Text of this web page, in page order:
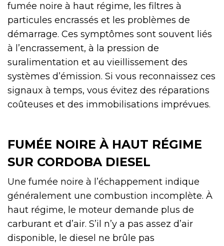
fumée noire à haut régime, les filtres à
particules encrassés et les problèmes de
démarrage. Ces symptômes sont souvent liés
à l’encrassement, à la pression de
suralimentation et au vieillissement des
systèmes d’émission. Si vous reconnaissez ces
signaux à temps, vous évitez des réparations
coûteuses et des immobilisations imprévues.
FUMÉE NOIRE À HAUT RÉGIME
SUR CORDOBA DIESEL
Une fumée noire à l’échappement indique
généralement une combustion incomplète. À
haut régime, le moteur demande plus de
carburant et d’air. S’il n’y a pas assez d’air
disponible, le diesel ne brûle pas